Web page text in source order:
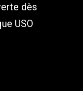
dès
USO